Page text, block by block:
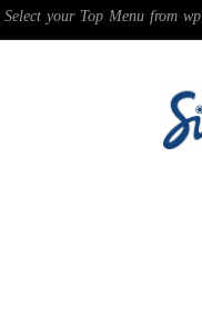
Select your Top Menu from